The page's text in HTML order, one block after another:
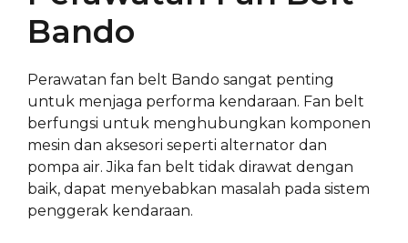
Bando
Perawatan fan belt Bando sangat penting
untuk menjaga performa kendaraan. Fan belt
berfungsi untuk menghubungkan komponen
mesin dan aksesori seperti alternator dan
pompa air. Jika fan belt tidak dirawat dengan
baik, dapat menyebabkan masalah pada sistem
penggerak kendaraan.